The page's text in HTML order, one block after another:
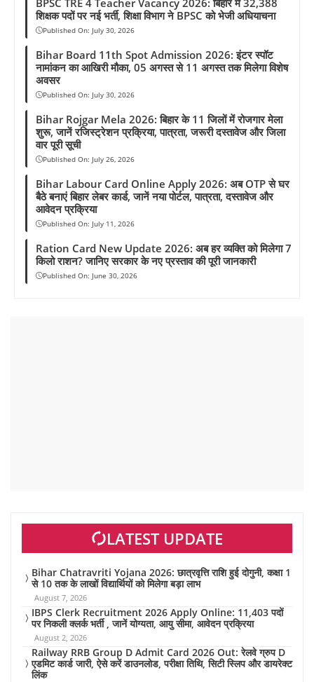
शिक्षक पदों पर नई भर्ती, शिक्षा विभाग ने BPSC को भेजी अधियाचना
Published On: July 30, 2026
Bihar Board 11th Spot Admission 2026: इंटर स्पॉट
नामांकन का आखिरी मौका, 05 अगस्त से 11 अगस्त तक मिलेगा विशेष
अवसर
Published On: July 30, 2026
Bihar Rojgar Mela 2026: बिहार के 11 जिलों में रोजगार मेला
शुरू, जानें रजिस्ट्रेशन प्रक्रिया, पात्रता, जरूरी दस्तावेज और जिला
वार पूरी सूची
Published On: July 26, 2026
Bihar Labour Card Online Apply 2026: अब OTP से घर
बैठे बनाएं बिहार लेबर कार्ड, जानें नया पोर्टल, पात्रता, दस्तावेज और
आवेदन प्रक्रिया
Published On: July 11, 2026
Ration Card New Update 2026: अब हर व्यक्ति को मिलेगा 7
किलो राशन? जानिए सरकार के नए प्रस्ताव की पूरी जानकारी
Published On: June 30, 2026
LATEST UPDATE
Bihar Chatravriti Yojana 2026: छात्रवृत्ति राशि हुई दोगुनी, कक्षा 1
से 10 तक के लाखों विद्यार्थियों को मिलेगा बड़ा लाभ
August 7, 2026
IBPS Clerk Recruitment 2026 Apply Online: 11,403 पदों
पर निकली क्लर्क भर्ती , जानें योग्यता, आयु सीमा, आवेदन प्रक्रिया
August 2, 2026
Railway RRB Group D Admit Card 2026 Out: रेलवे ग्रुप D
एडमिट कार्ड जारी, ऐसे करें डाउनलोड, परीक्षा तिथि, सिटी स्लिप और डायरेक्ट
लिंक